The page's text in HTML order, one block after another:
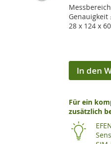
Messbereich
Genauigkeit
28 x 124 x
In den
Für ein
zusätzlich